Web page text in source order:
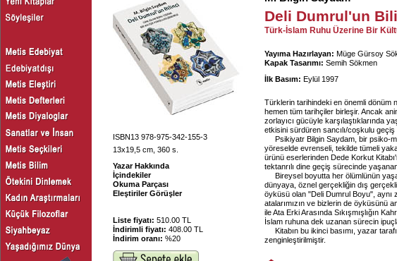
ISBN13 978-975-342-155-3
13x19,5 cm, 360 s.
Yazar Hakkında
İçindekiler
Okuma Parçası
Eleştiriler Görüşler
Liste fiyatı: 510.00 TL
İndirimli fiyatı: 408.00 TL
İndirim oranı: %20
Deli Dumrul'un
Türk-İslam Ruhu Üzerine Bir
Yayıma Hazırlayan: Müge Gürsoy
Kapak Tasarımı: Semih Sökmen
İlk Basım: Eylül 1997
Türklerin tarihindeki en önemli dönüm
hemen tüm tarihçiler birleşir. Ancak
zorlayıcı gücüyle karşılaştıklarında
etkisini sürdüren sancılı/coşkulu
Psikiyatr Bilgin Saydam, bir psiko-
yöreselde evrenseli, tekilde tümeli
ürünü eserlerinden Dede Korkut
tektanrılı dine geçiş sürecinde
Bireysel boyutta her ölümlünün
dünyaya, öznel gerçekliğin dış
öyküsü olan "Deli Dumrul Boyu", aynı
atalarımızın ve bizlerin de öyküsünü
ile Ata Erki Arasında Sıkışmışlığın
İslam ruhuna dek uzanan sürecin
Kitabın bu ikinci basımı, yazar
zenginleştirilmiştir.